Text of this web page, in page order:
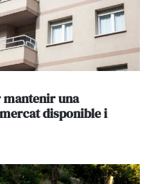
mantenir una
disponible i